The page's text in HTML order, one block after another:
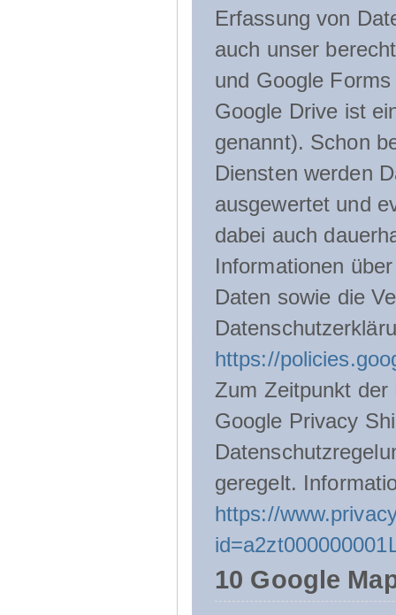
Erfassung von
auch unser
und Google
Google Drive ist
genannt). Schon
Diensten werden
ausgewertet und
dabei auch
Informationen
Daten sowie die
https://
Zum Zeitpunkt der
Google Privacy
geregelt.
https://
10 Google